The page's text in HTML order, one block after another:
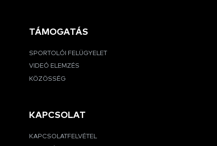
TÁMOGATÁS
SPORTOLÓI FELÜGYELET
VIDEÓ ELEMZÉS
KÖZÖSSÉG
KAPCSOLAT
KAPCSOLATFELVÉTEL